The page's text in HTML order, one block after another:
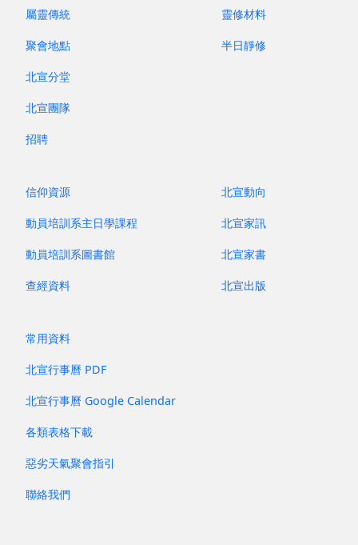
屬靈傳統
聚會地點
北宣分堂
北宣團隊
招聘
靈修材料
半日靜修
信仰資源
動員培訓系主日學課程
動員培訓系圖書館
查經資料
北宣動向
北宣家訊
北宣家書
北宣出版
常用資料
北宣行事曆 PDF
北宣行事曆 Google Calendar
各類表格下載
惡劣天氣聚會指引
聯絡我們